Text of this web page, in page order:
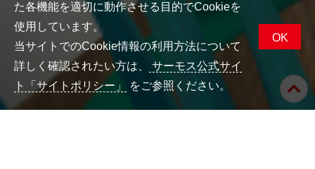
た各機能を適切に動作させる目的でCookieを
使用しています。
当サイトでのCookie情報の利用方法について
詳しく確認されたい方は、
サーモス公式サイ
ト「サイトポリシー」
をご参照ください。
OK